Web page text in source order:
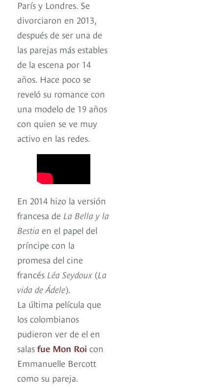
París y Londres. Se
divorciaron en 2013,
después de ser una de
las parejas más estables
de la escena por 14
años. Hace poco se
reveló su romance con
una modelo de 19 años
con quien se ve muy
activo en las redes.
En 2014 hizo la versión
francesa de La Bella y la
Bestia en el papel del
príncipe con la
promesa del cine
francés Léa Seydoux (La
vida de Ádele).
La última película que
los colombianos
pudieron ver de el en
salas fue Mon Roi con
Emmanuelle Bercott
como su pareja.